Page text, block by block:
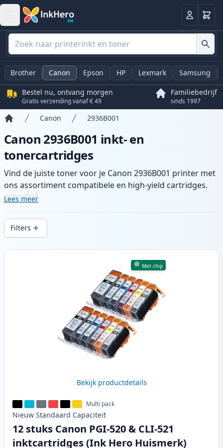
Log in
Brother Canon Epson HP Lexmark Samsung
Bestel nu, ontvang morgen
Gratis verzending vanaf € 49
Familiebedrijf
sinds 1997
Canon 2936B001
Canon 2936B001 inkt- en
tonercartridges
Vind de juiste toner voor je Canon 2936B001 printer met
ons assortiment compatibele en high-yield cartridges.
Geniet van consistente printkwaliteit en snelle levering
Lees meer
Filters
Producten
Met chip
Bekijk productdetails
Multi pack
Nieuw Standaard Capaciteit
12 stuks Canon PGI-520 & CLI-521
inktcartridges (Ink Hero Huismerk)